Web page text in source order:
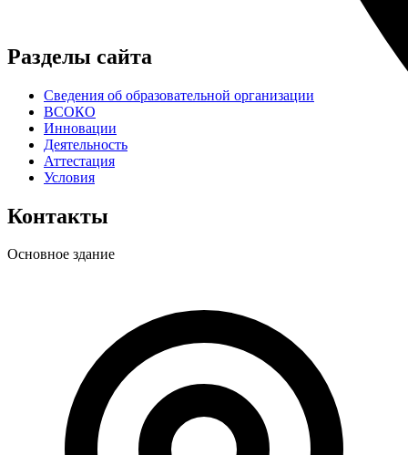
Разделы сайта
Сведения об образовательной организации
ВСОКО
Инновации
Деятельность
Аттестация
Условия
Контакты
Основное здание